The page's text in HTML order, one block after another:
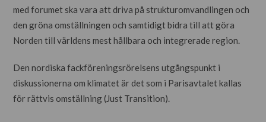
med forumet ska vara att driva på strukturomvandlingen och
den gröna omställningen och samtidigt bidra till att göra
Norden till världens mest hållbara och integrerade region.
Den nordiska fackföreningsrörelsens utgångspunkt i
diskussionerna om klimatet är det som i Parisavtalet kallas
för rättvis omställning (Just Transition).